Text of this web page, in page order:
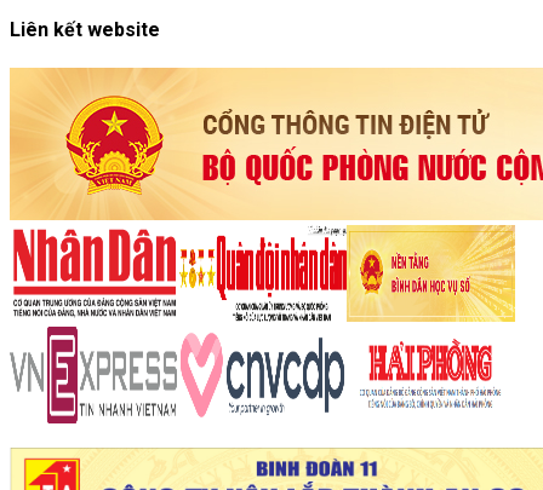
Liên kết website